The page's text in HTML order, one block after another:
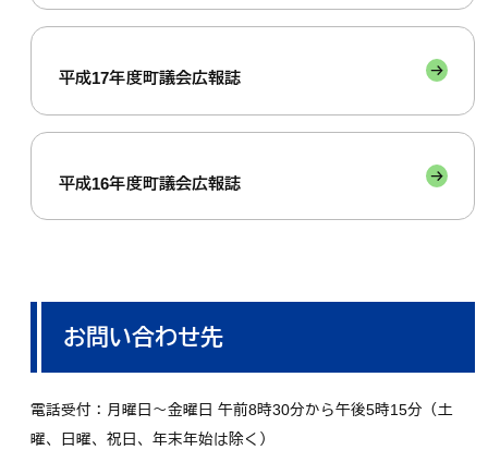
平成17年度町議会広報誌
平成16年度町議会広報誌
お問い合わせ先
電話受付：月曜日～金曜日 午前8時30分から午後5時15分（土
曜、日曜、祝日、年末年始は除く）